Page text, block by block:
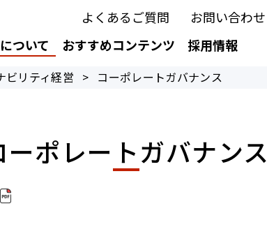
よくあるご質問 お問い合わせ
ついて おすすめコンテンツ 採用情報
ビリティ経営 > コーポレートガバナンス
ーポレートガバナンス